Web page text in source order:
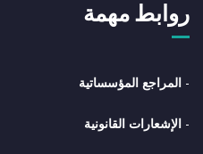
روابط مهمة
- المراجع المؤسساتية
- الإشعارات القانونية